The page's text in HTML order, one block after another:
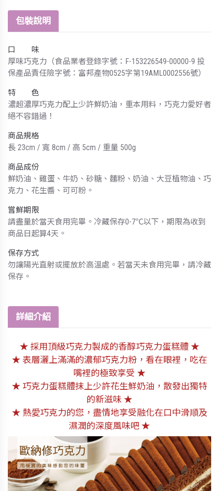
包裝說明
口 味
厚味巧克力（食品業者登錄字號：F-153226549-00000-9 投
保產品責任險字號：富邦產物0525字第19AML0002556號）
特 色
濃超濃厚巧克力配上少許鮮奶油，重本用料，巧克力愛好者
絕不容錯過！
商品規格
長 23cm / 寬 8cm / 高 5cm / 重量 500g
商品成份
鮮奶油、雞蛋、牛奶、砂糖、麵粉、奶油、大豆植物油、巧
克力、花生醬、可可粉。
嘗鮮期限
請盡量於當天食用完畢。冷藏保存0-7℃以下，期限為收到
商品日起算4天。
保存方式
勿讓陽光直射或擺放於高溫處。若當天未食用完畢，請冷藏
保存。
詳細介紹
★ 採用頂級巧克力製成的香醇巧克力蛋糕體 ★
★ 表層灑上滿滿的濃郁巧克力粉，看在眼裡，吃在
嘴裡的極致享受 ★
★ 巧克力蛋糕體抹上少許花生鮮奶油，散發出獨特
的新滋味 ★
★ 熱愛巧克力的您，盡情地享受融化在口中滑順及
濕潤的深度風味吧 ★